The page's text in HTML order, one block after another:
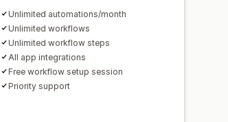
Unlimited automations/month
Unlimited workflows
Unlimited workflow steps
All app integrations
Free workflow setup session
Priority support